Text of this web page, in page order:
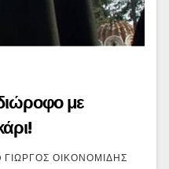
με
ΓΙΏΡΓΟΣ ΟΙΚΟΝΟΜΊΔΗΣ